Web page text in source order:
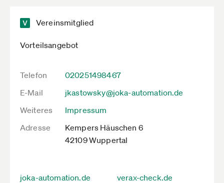
Vereinsmitglied
Vorteilsangebot
Telefon
020251498467
E-Mail
jkastowsky@joka-automation.de
Weiteres
Impressum
Adresse
Kempers Häuschen 6
42109 Wuppertal
joka-automation.de verax-check.de